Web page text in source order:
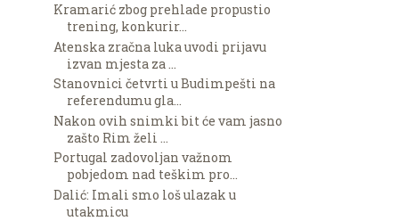
Kramarić zbog prehlade propustio
trening, konkurir...
Atenska zračna luka uvodi prijavu
izvan mjesta za ...
Stanovnici četvrti u Budimpešti na
referendumu gla...
Nakon ovih snimki bit će vam jasno
zašto Rim želi ...
Portugal zadovoljan važnom
pobjedom nad teškim pro...
Dalić: Imali smo loš ulazak u
utakmicu